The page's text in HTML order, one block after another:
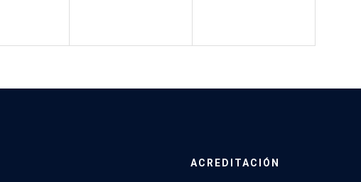
ACREDITACIÓN